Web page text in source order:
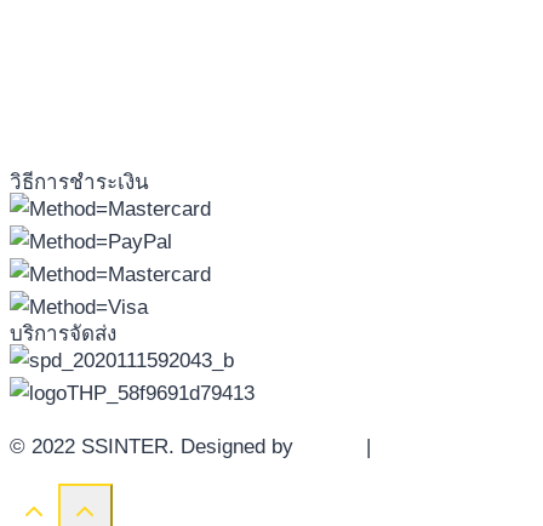
วิธีการชำระเงิน
บริการจัดส่ง
© 2022 SSINTER. Designed by